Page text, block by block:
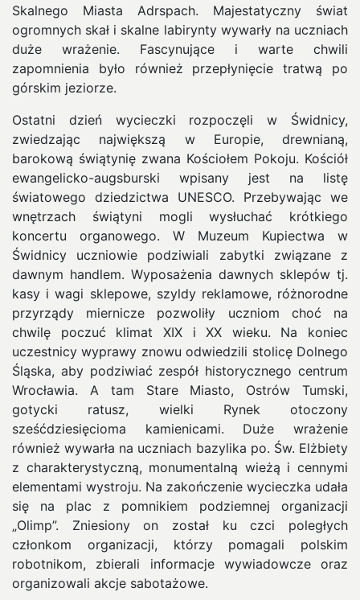
Skalnego Miasta Adrspach. Majestatyczny świat
ogromnych skał i skalne labirynty wywarły na uczniach
duże wrażenie. Fascynujące i warte chwili
zapomnienia było również przepłynięcie tratwą po
górskim jeziorze.
Ostatni dzień wycieczki rozpoczęli w Świdnicy,
zwiedzając największą w Europie, drewnianą,
barokową świątynię zwana Kościołem Pokoju. Kościół
ewangelicko-augsburski wpisany jest na listę
światowego dziedzictwa UNESCO. Przebywając we
wnętrzach świątyni mogli wysłuchać krótkiego
koncertu organowego. W Muzeum Kupiectwa w
Świdnicy uczniowie podziwiali zabytki związane z
dawnym handlem. Wyposażenia dawnych sklepów tj.
kasy i wagi sklepowe, szyldy reklamowe, różnorodne
przyrządy miernicze pozwoliły uczniom choć na
chwilę poczuć klimat XIX i XX wieku. Na koniec
uczestnicy wyprawy znowu odwiedzili stolicę Dolnego
Śląska, aby podziwiać zespół historycznego centrum
Wrocławia. A tam Stare Miasto, Ostrów Tumski,
gotycki ratusz, wielki Rynek otoczony
sześćdziesięcioma kamienicami. Duże wrażenie
również wywarła na uczniach bazylika po. Św. Elżbiety
z charakterystyczną, monumentalną wieżą i cennymi
elementami wystroju. Na zakończenie wycieczka udała
się na plac z pomnikiem podziemnej organizacji
„Olimp”. Zniesiony on został ku czci poległych
członkom organizacji, którzy pomagali polskim
robotnikom, zbierali informacje wywiadowcze oraz
organizowali akcje sabotażowe.